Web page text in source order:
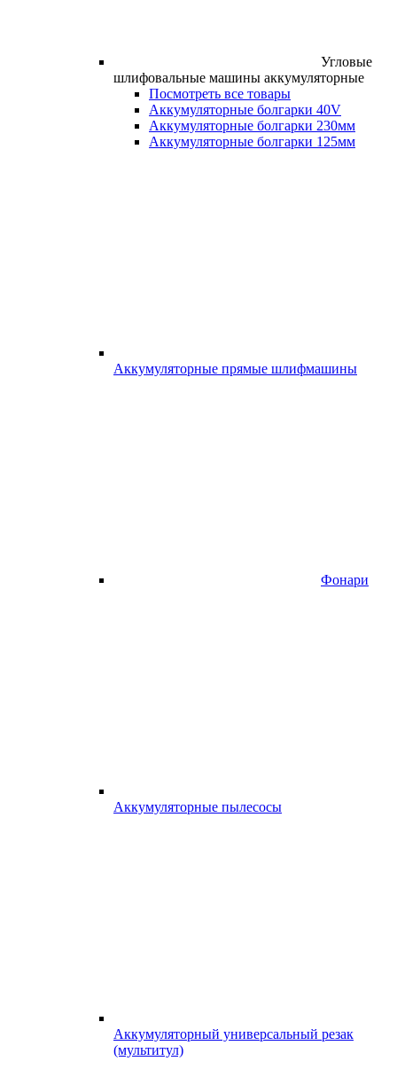
Угловые
шлифовальные машины аккумуляторные
Посмотреть все товары
Аккумуляторные болгарки 40V
Аккумуляторные болгарки 230мм
Аккумуляторные болгарки 125мм
Аккумуляторные прямые шлифмашины
Фонари
Аккумуляторные пылесосы
Аккумуляторный универсальный резак
(мультитул)